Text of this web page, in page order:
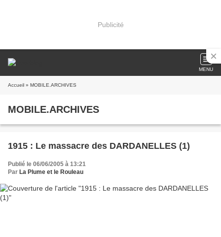
Publicité
MENU
Accueil » MOBILE.ARCHIVES
MOBILE.ARCHIVES
1915 : Le massacre des DARDANELLES (1)
Publié le 06/06/2005 à 13:21
Par La Plume et le Rouleau